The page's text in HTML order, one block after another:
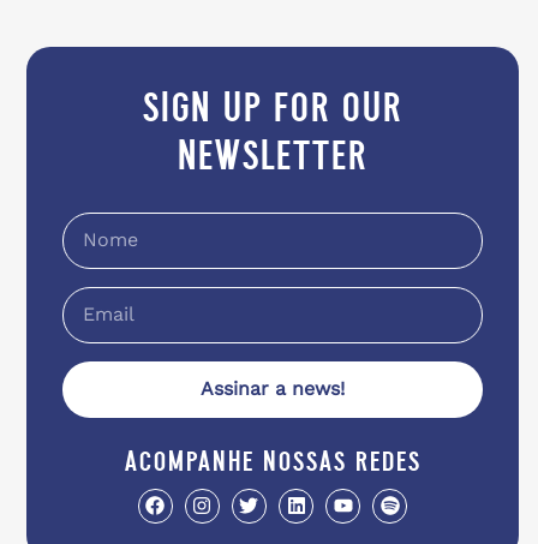
sign up for our
newsletter
Assinar a news!
acompanhe nossas redes